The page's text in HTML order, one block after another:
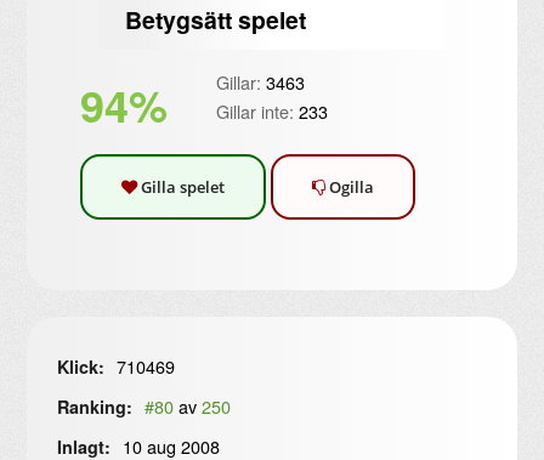
Betygsätt spelet
94% Gillar: 3463
Gillar inte: 233
Gilla spelet Ogilla
Klick: 710469
Ranking: #80av250
Inlagt: 10 aug 2008